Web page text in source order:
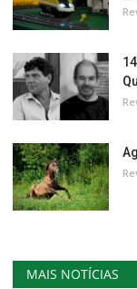
MAIS NOTÍCIAS